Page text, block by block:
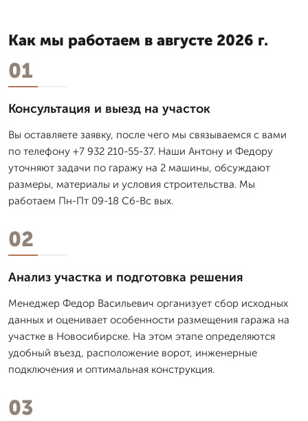
Как мы работаем в августе 2026 г.
01
Консультация и выезд на участок
Вы оставляете заявку, после чего мы связываемся с вами
по телефону +7 932 210-55-37. Наши Антону и Федору
уточняют задачи по гаражу на 2 машины, обсуждают
размеры, материалы и условия строительства. Мы
работаем Пн-Пт 09-18 Сб-Вс вых.
02
Анализ участка и подготовка решения
Менеджер Федор Васильевич организует сбор исходных
данных и оценивает особенности размещения гаража на
участке в Новосибирске. На этом этапе определяются
удобный въезд, расположение ворот, инженерные
подключения и оптимальная конструкция.
03